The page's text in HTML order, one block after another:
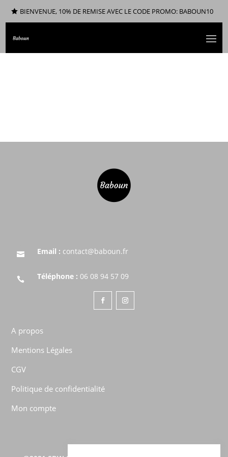
BIENVENUE, 10% DE REMISE AVEC LE CODE PROMO: BABOUN10
 Email : contact@baboun.fr
 Téléphone : 06 08 94 57 09
A propos
Mentions Légales
CGV
Politique de confidentialité
Mon compte